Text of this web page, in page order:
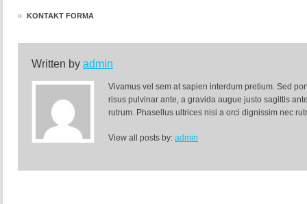
KONTAKT FORMA
Written by admin
Vivamus vel sem at sapien interdum pretium. Sed
risus pulvinar ante, a gravida augue justo sagittis
rutrum. Phasellus ultrices nisi a orci dignissim nec
View all posts by: admin